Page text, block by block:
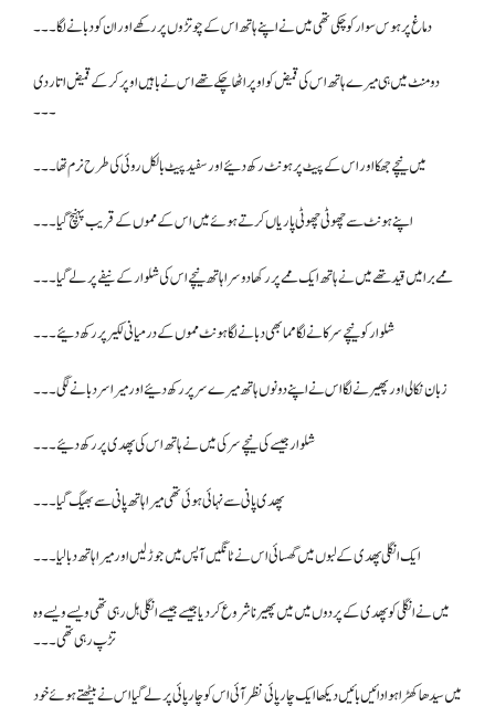
دماغ پر ہوس سوار کو چکی تھی میں نے اپنے ہاتھ اس کے چوتڑوں پر رکھے اور ان کو دبانے لگا۔۔۔
دو منٹ میں ہی میرے ہاتھ اس کی قمیض کو اوپر اٹھا چکے تھے اس نے باہیں اوپر کرکے قمیض اتار دی
۔۔۔
میں نیچے جھکا اور اس کے پیٹ پر ہونٹ رکھ دئیے اور سفید پیٹ بالکل روئی کی طرح نرم تھا۔۔۔
اپنے ہونٹ سے چھوٹی چھوٹی پاریاں کرتے ہوئے میں اس کے مموں کے قریب پہنچ گیا۔۔۔
ممے برا میں قید تھے میں نے ہاتھ ایک ممے پر رکھا دوسرا ہاتھ نیچے اس کی شلوار کے نیفے پر لے گیا۔۔۔
شلوار کو نیچے سرکانے لگا مما بھی دبانے لگا ہونٹ مموں کے درمیانی لکیر پر رکھ دئیے ۔۔۔
زبان نکالی اور پھیرنے لگا اس نے اپنے دونوں ہاتھ میرے سر پر رکھ دئیے اور میرا سر دبانے لگی۔۔۔
شلوار جیسے کی نیچے سرکی میں نے ہاتھ اس کی پھدی پر رکھ دئیے ۔۔۔
پھدی پانی سے نہائی ہوئی تھی میرا ہاتھ پانی سے بھیگ گیا۔۔۔
ایک انگلی پھدی کے لبوں میں گھسائی اس نے ٹانگیں آپس میں جوڑ لیں اور میرا ہاتھ دبا لیا۔۔۔
میں نے انگلی کو پھدی کے پردوں میں میں پھیرنا شروع کر دیا جیسے جیسے انگلی ہل رہی تھی ویسے ویسے وہ
تڑپ رہی تھی۔۔۔
میں سیدھا کھڑا ہوا دائیں بائیں دیکھا ایک چارپائی نظر آئی اس کو چارپائی پر لے گیا اس نے بیٹھتے ہوئے خود